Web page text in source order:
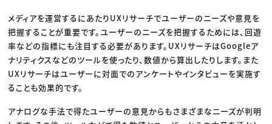
メディアを運営するにあたりUXリサーチでユーザーのニーズや意見を
把握することが重要です。ユーザーのニーズを把握するためには、回遊
率などの指標にも注目する必要があります。UXリサーチはGoogleア
ナリティクスなどのツールを使ったり、数値から算出したりします。また
UXリサーチはユーザーに対面でのアンケートやインタビューを実施す
ることも効果的です。
アナログな手法で得たユーザーの意見からもさまざまなニーズが判明